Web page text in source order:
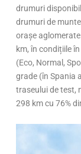
drumuri
drumuri de
orașe
km, în condițiile
(Eco, Normal,
grade (în Spania
traseului de test,
298 km cu 76%